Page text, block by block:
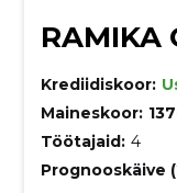
RAMIKA
Krediidiskoor:
Maineskoor:
Töötajaid: 4
Prognooskäive